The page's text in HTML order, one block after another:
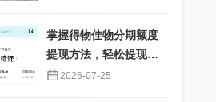
掌握得物佳物分期额度
提现方法，轻松提现秒
到不再难
2026-07-25